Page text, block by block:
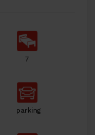
7
parking